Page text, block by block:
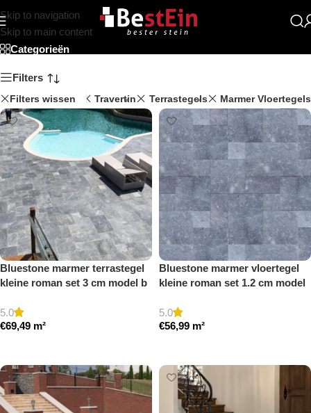
Skip to navigation
Skip to main content
Roman Patroon
Categorieën
Filters
Filters wissen
Terrastegels Travertin Terrastegels Marmer Vloertegels
Bluestone marmer terrastegel
kleine roman set 3 cm model b
5.0
€69,49 m²
Bluestone marmer vloertegel
kleine roman set 1.2 cm model
5.0
€56,99 m²